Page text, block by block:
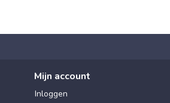
Mijn account
Inloggen